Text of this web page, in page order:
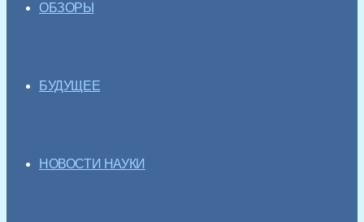
ОБЗОРЫ
БУДУЩЕЕ
НОВОСТИ НАУКИ